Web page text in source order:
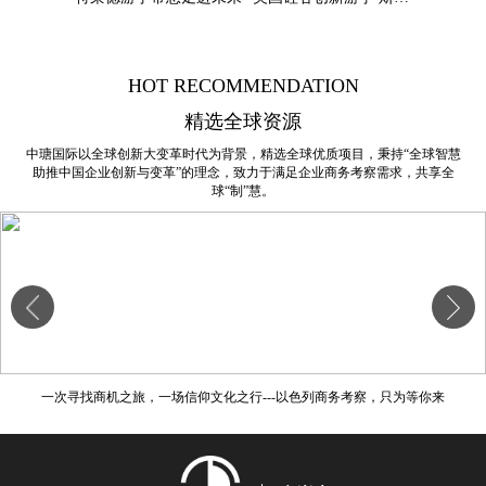
HOT RECOMMENDATION
精选全球资源
中瑭国际以全球创新大变革时代为背景，精选全球优质项目，秉持“全球智慧
助推中国企业创新与变革”的理念，致力于满足企业商务考察需求，共享全
球“制”慧。
信仰文化之行---以色列商务考察，只为等你来 自由至上，勇于尝